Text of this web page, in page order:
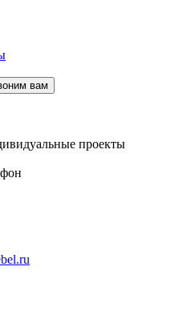
вам
проекты